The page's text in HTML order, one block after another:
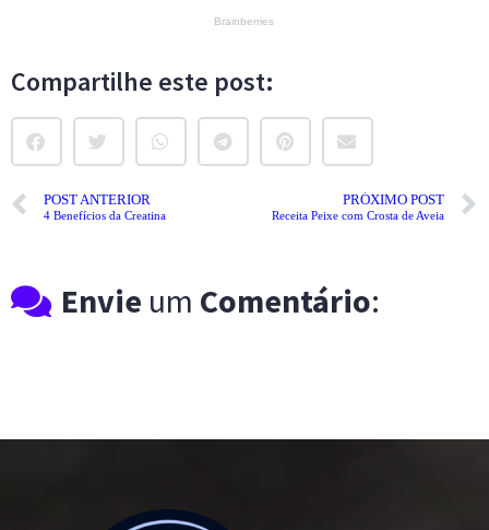
Compartilhe este post:
POST ANTERIOR
4 Benefícios da Creatina
PRÓXIMO POST
Receita Peixe com Crosta de Aveia
Envie um Comentário: